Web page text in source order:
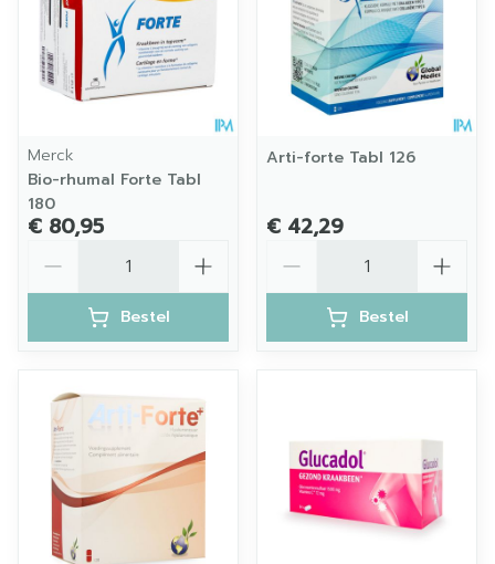
Merck
Bio-rhumal Forte Tabl
180
€ 80,95
Bestel
Arti-forte Tabl 126
€ 42,29
Bestel